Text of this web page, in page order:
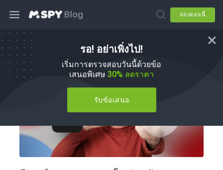
ลองตอนนี้
รอ! อย่าเพิ่งไป!
เริ่มการตรวจสอบวันนี้ด้วยข้อ
เสนอพิเศษ 30% ลดราคา
รับข้อเสนอ
วิธีการ